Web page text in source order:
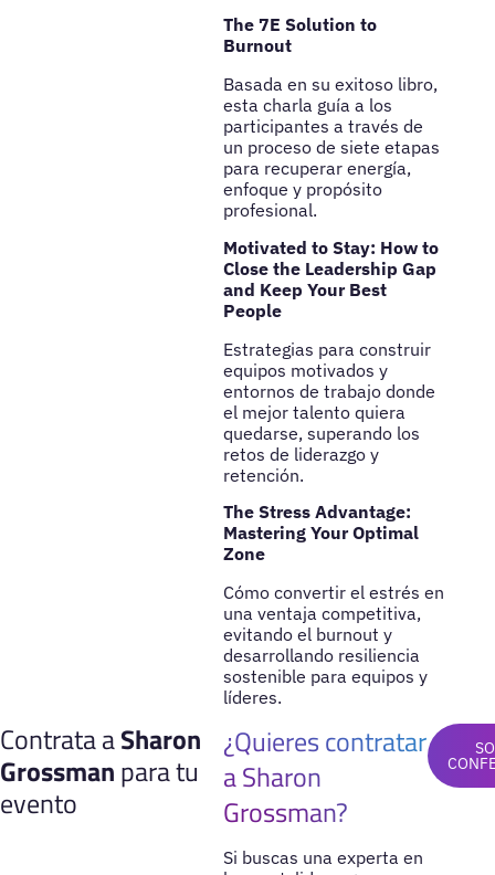
The 7E Solution to
Burnout
Basada en su exitoso libro,
esta charla guía a los
participantes a través de
un proceso de siete etapas
para recuperar energía,
enfoque y propósito
profesional.
Motivated to Stay: How to
Close the Leadership Gap
and Keep Your Best
People
Estrategias para construir
equipos motivados y
entornos de trabajo donde
el mejor talento quiera
quedarse, superando los
retos de liderazgo y
retención.
The Stress Advantage:
Mastering Your Optimal
Zone
Cómo convertir el estrés en
una ventaja competitiva,
evitando el burnout y
desarrollando resiliencia
sostenible para equipos y
líderes.
Contrata aSharon
Grossmanpara tu
evento
¿Quieres contratar
a Sharon
Grossman?
Si buscas una experta en